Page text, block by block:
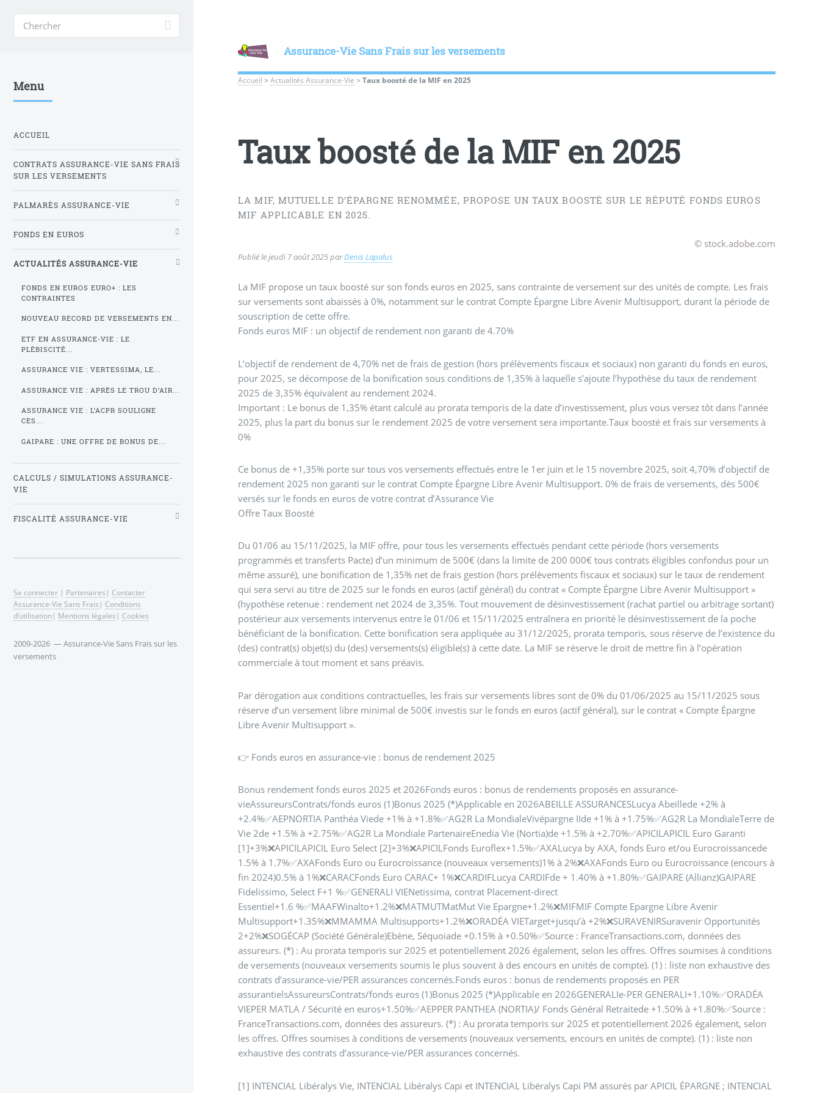
Assurance-Vie Sans Frais sur les versements
Accueil >Actualités Assurance-Vie >Taux boosté de la MIF en 2025
Taux boosté de la MIF en 2025
LA MIF, MUTUELLE D’ÉPARGNE RENOMMÉE, PROPOSE UN TAUX BOOSTÉ SUR LE RÉPUTÉ FONDS EUROS
MIF APPLICABLE EN 2025.
© stock.adobe.com
Publié lejeudi 7 août 2025parDenis Lapalus
La MIF propose un taux boosté sur son fonds euros en 2025, sans contrainte de versement sur des unités de compte. Les frais
sur versements sont abaissés à 0%, notamment sur le contrat Compte Épargne Libre Avenir Multisupport, durant la période de
souscription de cette offre.
Fonds euros MIF : un objectif de rendement non garanti de 4.70%
L’objectif de rendement de 4,70% net de frais de gestion (hors prélèvements fiscaux et sociaux) non garanti du fonds en euros,
pour 2025, se décompose de la bonification sous conditions de 1,35% à laquelle s’ajoute l’hypothèse du taux de rendement
2025 de 3,35% équivalent au rendement 2024.
Important : Le bonus de 1,35% étant calculé au prorata temporis de la date d’investissement, plus vous versez tôt dans l’année
2025, plus la part du bonus sur le rendement 2025 de votre versement sera importante.Taux boosté et frais sur versements à
0%
Ce bonus de +1,35% porte sur tous vos versements effectués entre le 1er juin et le 15 novembre 2025, soit 4,70% d’objectif de
rendement 2025 non garanti sur le contrat Compte Épargne Libre Avenir Multisupport. 0% de frais de versements, dès 500€
versés sur le fonds en euros de votre contrat d’Assurance Vie
Offre Taux Boosté
Du 01/06 au 15/11/2025, la MIF offre, pour tous les versements effectués pendant cette période (hors versements
programmés et transferts Pacte) d’un minimum de 500€ (dans la limite de 200 000€ tous contrats éligibles confondus pour un
même assuré), une bonification de 1,35% net de frais gestion (hors prélèvements fiscaux et sociaux) sur le taux de rendement
qui sera servi au titre de 2025 sur le fonds en euros (actif général) du contrat « Compte Épargne Libre Avenir Multisupport »
(hypothèse retenue : rendement net 2024 de 3,35%. Tout mouvement de désinvestissement (rachat partiel ou arbitrage sortant)
postérieur aux versements intervenus entre le 01/06 et 15/11/2025 entraînera en priorité le désinvestissement de la poche
bénéficiant de la bonification. Cette bonification sera appliquée au 31/12/2025, prorata temporis, sous réserve de l’existence du
(des) contrat(s) objet(s) du (des) versements(s) éligible(s) à cette date. La MIF se réserve le droit de mettre fin à l’opération
commerciale à tout moment et sans préavis.
Par dérogation aux conditions contractuelles, les frais sur versements libres sont de 0% du 01/06/2025 au 15/11/2025 sous
réserve d’un versement libre minimal de 500€ investis sur le fonds en euros (actif général), sur le contrat « Compte Épargne
Libre Avenir Multisupport ».
👉 Fonds euros en assurance-vie : bonus de rendement 2025
Bonus rendement fonds euros 2025 et 2026Fonds euros : bonus de rendements proposés en assurance-
vieAssureursContrats/fonds euros (1)Bonus 2025 (*)Applicable en 2026ABEILLE ASSURANCESLucya Abeillede +2% à
+2.4%✅AEPNORTIA Panthéa Viede +1% à +1.8%✅AG2R La MondialeVivépargne IIde +1% à +1.75%✅AG2R La MondialeTerre de
Vie 2de +1.5% à +2.75%✅AG2R La Mondiale PartenaireEnedia Vie (Nortia)de +1.5% à +2.70%✅APICILAPICIL Euro Garanti
[1]+3%❌APICILAPICIL Euro Select [2]+3%❌APICILFonds Euroflex+1.5%✅AXALucya by AXA, fonds Euro et/ou Eurocroissancede
1.5% à 1.7%✅AXAFonds Euro ou Eurocroissance (nouveaux versements)1% à 2%❌AXAFonds Euro ou Eurocroissance (encours à
fin 2024)0.5% à 1%❌CARACFonds Euro CARAC+ 1%❌CARDIFLucya CARDIFde + 1.40% à +1.80%✅GAIPARE (Allianz)GAIPARE
Fidelissimo, Select F+1 %✅GENERALI VIENetissima, contrat Placement-direct
Essentiel+1.6 %✅MAAFWinalto+1.2%❌MATMUTMatMut Vie Epargne+1.2%❌MIFMIF Compte Epargne Libre Avenir
Multisupport+1.35%❌MMAMMA Multisupports+1.2%❌ORADÉA VIETarget+jusqu’à +2%❌SURAVENIRSuravenir Opportunités
2+2%❌SOGÉCAP (Société Générale)Ebène, Séquoiade +0.15% à +0.50%✅Source : FranceTransactions.com, données des
assureurs. (*) : Au prorata temporis sur 2025 et potentiellement 2026 également, selon les offres. Offres soumises à conditions
de versements (nouveaux versements soumis le plus souvent à des encours en unités de compte). (1) : liste non exhaustive des
contrats d’assurance-vie/PER assurances concernés.Fonds euros : bonus de rendements proposés en PER
assurantielsAssureursContrats/fonds euros (1)Bonus 2025 (*)Applicable en 2026GENERALIe-PER GENERALI+1.10%✅ORADÉA
VIEPER MATLA / Sécurité en euros+1.50%✅AEPPER PANTHEA (NORTIA)/ Fonds Général Retraitede +1.50% à +1.80%✅Source :
FranceTransactions.com, données des assureurs. (*) : Au prorata temporis sur 2025 et potentiellement 2026 également, selon
les offres. Offres soumises à conditions de versements (nouveaux versements, encours en unités de compte). (1) : liste non
exhaustive des contrats d’assurance-vie/PER assurances concernés.
[1] INTENCIAL Libéralys Vie, INTENCIAL Libéralys Capi et INTENCIAL Libéralys Capi PM assurés par APICIL ÉPARGNE ; INTENCIAL
Menu
ACCUEIL
CONTRATS ASSURANCE-VIE SANS FRAIS
SUR LES VERSEMENTS
PALMARÈS ASSURANCE-VIE
FONDS EN EUROS
ACTUALITÉS ASSURANCE-VIE
FONDS EN EUROS EURO+ : LES
CONTRAINTES
NOUVEAU RECORD DE VERSEMENTS EN...
ETF EN ASSURANCE-VIE : LE
PLÉBISCITÉ...
ASSURANCE VIE : VERTESSIMA, LE...
ASSURANCE VIE : APRÈS LE TROU D’AIR...
ASSURANCE VIE : L’ACPR SOULIGNE
CES...
GAIPARE : UNE OFFRE DE BONUS DE...
CALCULS / SIMULATIONS ASSURANCE-
VIE
FISCALITÉ ASSURANCE-VIE
Se connecter | Partenaires | Contacter
Assurance-Vie Sans Frais | Conditions
d’utilisation| Mentions légales | Cookies
2009-2026 — Assurance-Vie Sans Frais sur les
versements